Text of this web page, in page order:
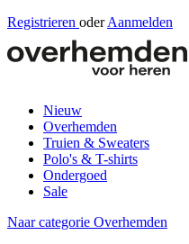
Registrieren oder Aanmelden
Nieuw
Overhemden
Truien & Sweaters
Polo's & T-shirts
Ondergoed
Sale
Naar categorie Overhemden